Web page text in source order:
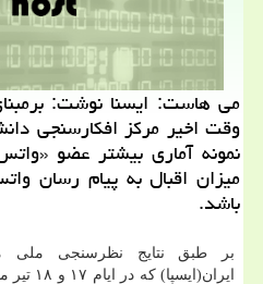
می هاست: ایسنا نوشت:
وقت اخیر مركز افكارسنجی
نمونه آماری بیشتر عضو
میزان اقبال به پیام رسان
باشد.
بر طبق نتایج نظرسنجی ملی